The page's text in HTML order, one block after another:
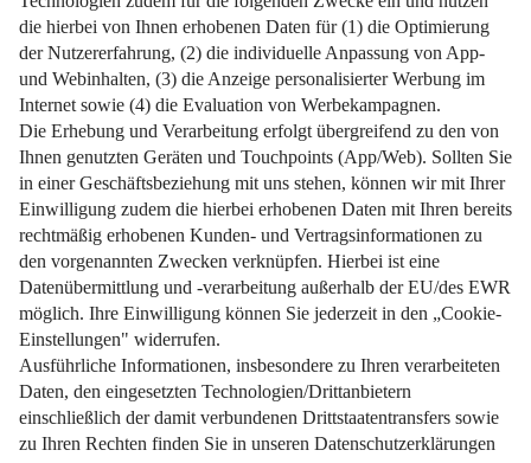
Impressum Datenschutz Nutzungsbedingungen
Pflichtinformationen AGB Über uns Bildquellen
Barrierefreiheit Widerrufsformular
Cookie-Einstellungen